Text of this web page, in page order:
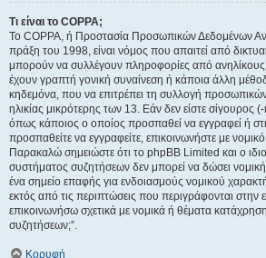
Τι είναι το COPPA;
Το COPPA, ή Προστασία Προσωπικών Δεδομένων
πράξη του 1998, είναι νόμος που απαιτεί από
μπορούν να συλλέγουν πληροφορίες από
έχουν γραπτή γονική συναίνεση ή κάποια άλλη
κηδεμόνα, που να επιτρέπει τη συλλογή
ηλικίας μικρότερης των 13. Εάν δεν είστε σίγουρος
όπως κάποιος ο οποίος προσπαθεί να εγγραφεί ή
προσπαθείτε να εγγραφείτε, επικοινωνήστε με
Παρακαλώ σημειώστε ότι το phpBB Limited και ο
συστήματος συζητήσεων δεν μπορεί να δώσει νομική
ένα σημείο επαφής για ενδοιασμούς νομικού
εκτός από τις περιπτώσεις που περιγράφονται
επικοινωνήσω σχετικά με νομικά ή θέματα
συζητήσεων;”.
Κορυφή